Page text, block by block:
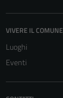
VIVERE IL COMUNE
Luoghi
Eventi